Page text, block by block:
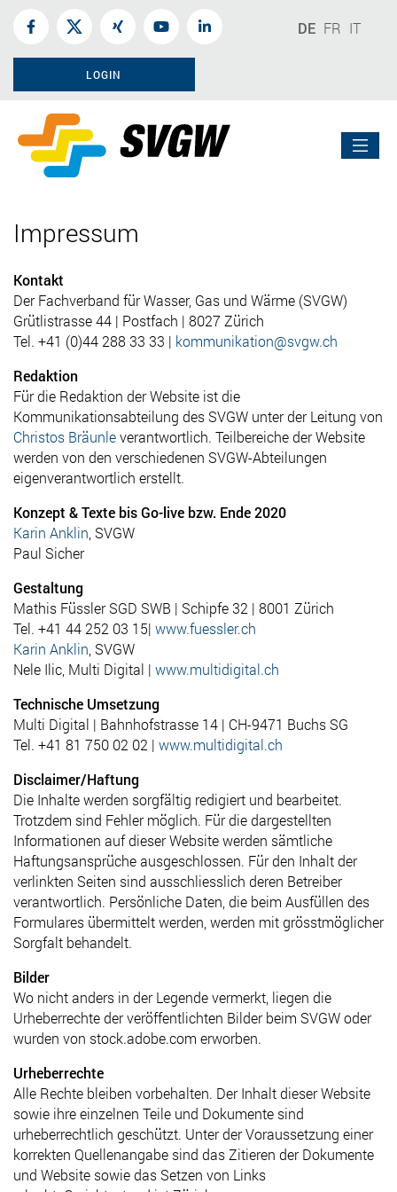
DE FR IT
LOGIN
Impressum
Kontakt
Der Fachverband für Wasser, Gas und Wärme (SVGW)
Grütlistrasse 44 | Postfach | 8027 Zürich
Tel. +41 (0)44 288 33 33 | kommunikation@svgw.ch
Redaktion
Für die Redaktion der Website ist die
Kommunikationsabteilung des SVGW unter der Leitung von
Christos Bräunleverantwortlich. Teilbereiche der Website
werden von den verschiedenen SVGW-Abteilungen
eigenverantwortlich erstellt.
Konzept & Texte bis Go-live bzw. Ende 2020
Karin Anklin , SVGW
Paul Sicher
Gestaltung
Mathis Füssler SGD SWB | Schipfe 32 | 8001 Zürich
Tel. +41 44 252 03 15| www.fuessler.ch
Karin Anklin , SVGW
Nele Ilic, Multi Digital | www.multidigital.ch
Technische Umsetzung
Multi Digital | Bahnhofstrasse 14 | CH-9471 Buchs SG
Tel. +41 81 750 02 02 | www.multidigital.ch
Disclaimer/Haftung
Die Inhalte werden sorgfältig redigiert und bearbeitet.
Trotzdem sind Fehler möglich. Für die dargestellten
Informationen auf dieser Website werden sämtliche
Haftungsansprüche ausgeschlossen. Für den Inhalt der
verlinkten Seiten sind ausschliesslich deren Betreiber
verantwortlich. Persönliche Daten, die beim Ausfüllen des
Formulares übermittelt werden, werden mit grösstmöglicher
Sorgfalt behandelt.
Bilder
Wo nicht anders in der Legende vermerkt, liegen die
Urheberrechte der veröffentlichten Bilder beim SVGW oder
wurden von stock.adobe.com erworben.
Urheberrechte
Alle Rechte bleiben vorbehalten. Der Inhalt dieser Website
sowie ihre einzelnen Teile und Dokumente sind
urheberrechtlich geschützt. Unter der Voraussetzung einer
korrekten Quellenangabe sind das Zitieren der Dokumente
und Website sowie das Setzen von Links